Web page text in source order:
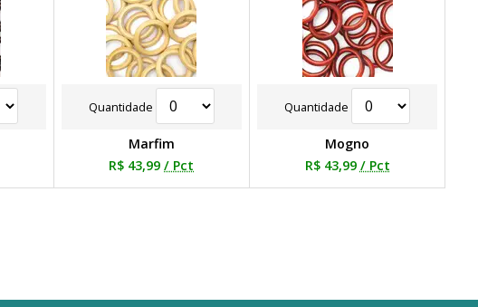
Quantidade
Marfim
R$ 43,99 / Pct
Quantidade
Mogno
R$ 43,99 / Pct